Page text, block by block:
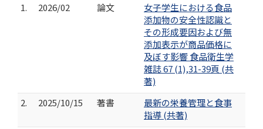
1.
2026/02 論文
女子学生における食品
添加物の安全性認識と
その形成要因および無
添加表示が商品価格に
及ぼす影響 食品衛生学
雑誌 67 (1),31-39頁 (共
著)
2.
2025/10/15 著書
最新の栄養管理と食事
指導 (共著)